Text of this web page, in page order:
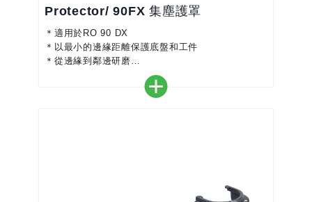
Protector/ 90FX 集塵護罩
＊適用於RO 90 DX
＊以最小的邊緣距離保護底盤和工件
＊從邊緣到鄰邊研磨